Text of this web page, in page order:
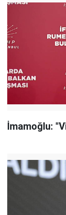
İmamoğlu: